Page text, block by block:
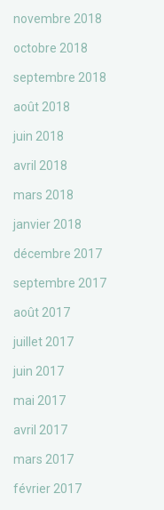
novembre 2018
octobre 2018
septembre 2018
août 2018
juin 2018
avril 2018
mars 2018
janvier 2018
décembre 2017
septembre 2017
août 2017
juillet 2017
juin 2017
mai 2017
avril 2017
mars 2017
février 2017